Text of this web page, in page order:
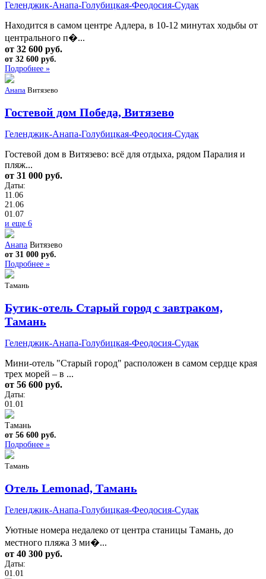
Геленджик-Анапа-Голубицкая-Феодосия-Судак
Находится в самом центре Адлера, в 10-12 минутах ходьбы от
центрального п�...
от 32 600 руб.
от 32 600 руб.
Подробнее »
Анапа Витязево
Гостевой дом Победа, Витязево
Геленджик-Анапа-Голубицкая-Феодосия-Судак
Гостевой дом в Витязево: всё для отдыха, рядом Паралия и
пляж...
от 31 000 руб.
Даты:
11.06
21.06
01.07
и еще 6
Анапа Витязево
от 31 000 руб.
Подробнее »
Тамань
Бутик-отель Старый город с завтраком,
Тамань
Геленджик-Анапа-Голубицкая-Феодосия-Судак
Мини-отель "Старый город" расположен в самом сердце края
трех морей – в ...
от 56 600 руб.
Даты:
01.01
Тамань
от 56 600 руб.
Подробнее »
Тамань
Отель Lemonad, Тамань
Геленджик-Анапа-Голубицкая-Феодосия-Судак
Уютные номера недалеко от центра станицы Тамань, до
местного пляжа 3 ми�...
от 40 300 руб.
Даты:
01.01